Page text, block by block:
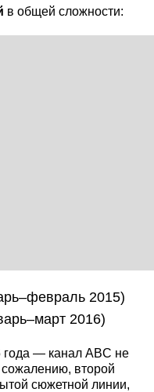
в общей сложности:
2015)
2016)
— канал ABC не
сожалению, второй
сюжетной линии,